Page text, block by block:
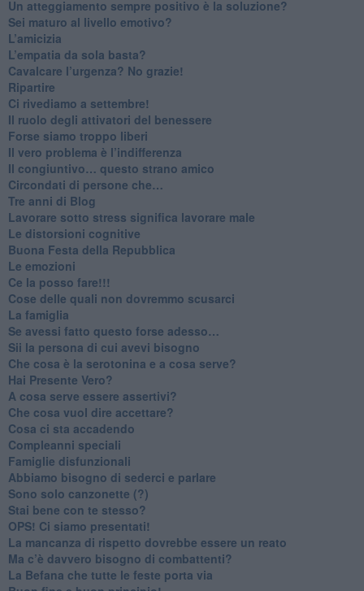
​Un atteggiamento sempre positivo è la soluzione?
​Sei maturo al livello emotivo?
​L’amicizia
​L’empatia da sola basta?
​Cavalcare l’urgenza? No grazie!
Ripartire
​Ci rivediamo a settembre!
​Il ruolo degli attivatori del benessere
​Forse siamo troppo liberi
​Il vero problema è l’indifferenza
​Il congiuntivo… questo strano amico
​Circondati di persone che…
​Tre anni di Blog
​Lavorare sotto stress significa lavorare male
​Le distorsioni cognitive
​Buona Festa della Repubblica
Le emozioni
​Ce la posso fare!!!
​Cose delle quali non dovremmo scusarci
​La famiglia
​Se avessi fatto questo forse adesso…
​Sii la persona di cui avevi bisogno
Che cosa è la serotonina e a cosa serve?
​Hai Presente Vero?
A cosa serve essere assertivi?
​Che cosa vuol dire accettare?
​Cosa ci sta accadendo
​Compleanni speciali
​Famiglie disfunzionali
​Abbiamo bisogno di sederci e parlare
Sono solo canzonette (?)
​Stai bene con te stesso?
​OPS! Ci siamo presentati!
​La mancanza di rispetto dovrebbe essere un reato
​Ma c’è davvero bisogno di combattenti?
​La Befana che tutte le feste porta via